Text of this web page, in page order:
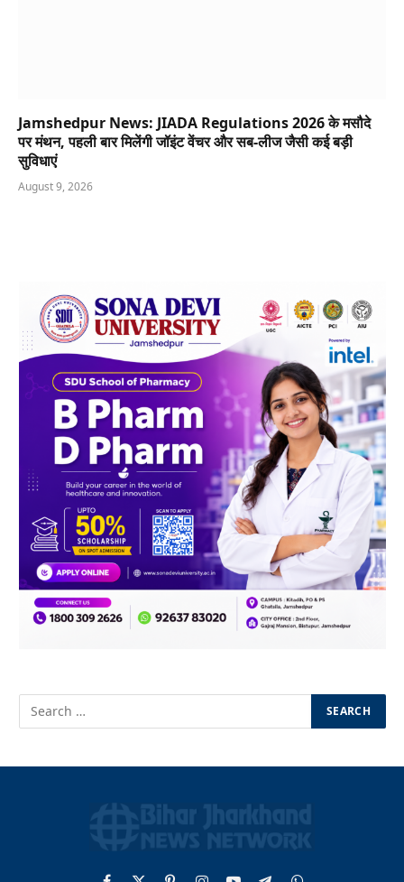
Jamshedpur News: JIADA Regulations 2026 के मसौदे
पर मंथन, पहली बार मिलेंगी जॉइंट वेंचर और सब-लीज जैसी कई बड़ी
सुविधाएं
August 9, 2026